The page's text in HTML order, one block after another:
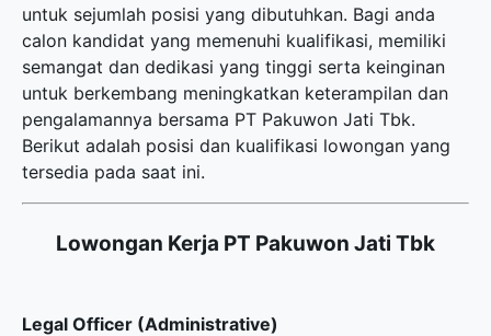
untuk sejumlah posisi yang dibutuhkan. Bagi anda
calon kandidat yang memenuhi kualifikasi, memiliki
semangat dan dedikasi yang tinggi serta keinginan
untuk berkembang meningkatkan keterampilan dan
pengalamannya bersama PT Pakuwon Jati Tbk.
Berikut adalah posisi dan kualifikasi lowongan yang
tersedia pada saat ini.
Lowongan Kerja PT Pakuwon Jati Tbk
Legal Officer (Administrative)